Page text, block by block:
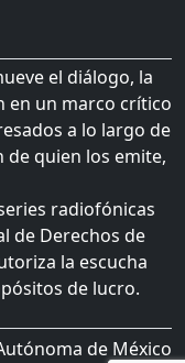
el diálogo, la
en un marco crítico
a lo largo de
quien los emite,
radiofónicas
de Derechos de
la escucha
de lucro.